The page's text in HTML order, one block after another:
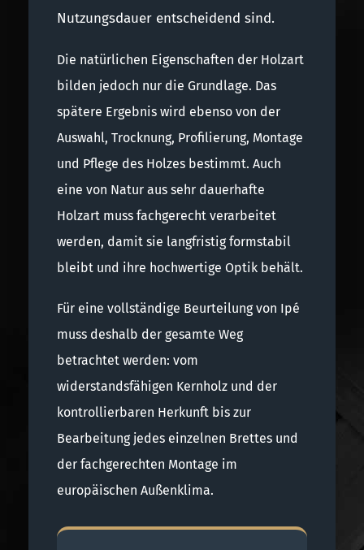
Nutzungsdauer entscheidend sind.
Die natürlichen Eigenschaften der Holzart
bilden jedoch nur die Grundlage. Das
spätere Ergebnis wird ebenso von der
Auswahl, Trocknung, Profilierung, Montage
und Pflege des Holzes bestimmt. Auch
eine von Natur aus sehr dauerhafte
Holzart muss fachgerecht verarbeitet
werden, damit sie langfristig formstabil
bleibt und ihre hochwertige Optik behält.
Für eine vollständige Beurteilung von Ipé
muss deshalb der gesamte Weg
betrachtet werden: vom
widerstandsfähigen Kernholz und der
kontrollierbaren Herkunft bis zur
Bearbeitung jedes einzelnen Brettes und
der fachgerechten Montage im
europäischen Außenklima.